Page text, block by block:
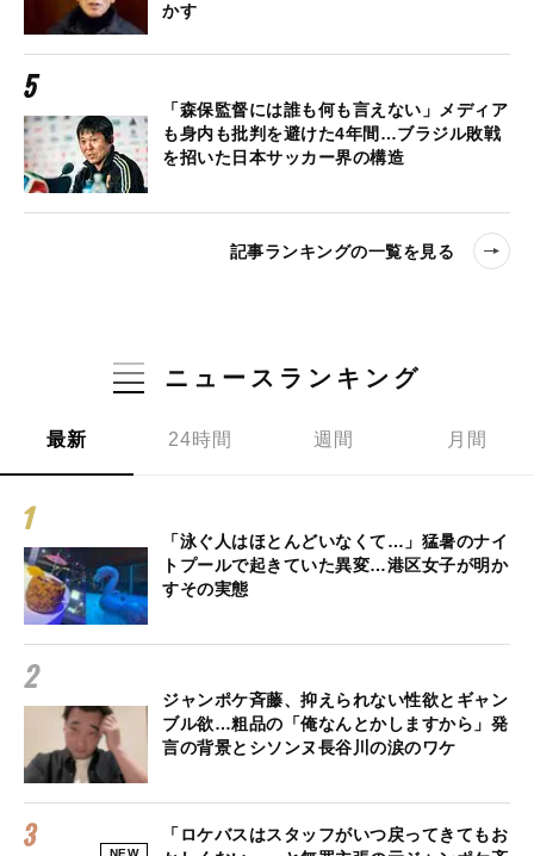
かす
「森保監督には誰も何も言えない」メディア
も身内も批判を避けた4年間…ブラジル敗戦
を招いた日本サッカー界の構造
記事ランキングの一覧を見る
ニュースランキング
最新 24時間 週間 月間
「泳ぐ人はほとんどいなくて…」猛暑のナイ
トプールで起きていた異変…港区女子が明か
すその実態
ジャンポケ斉藤、抑えられない性欲とギャン
ブル欲…粗品の「俺なんとかしますから」発
言の背景とシソンヌ長谷川の涙のワケ
NEW
「ロケバスはスタッフがいつ戻ってきてもお